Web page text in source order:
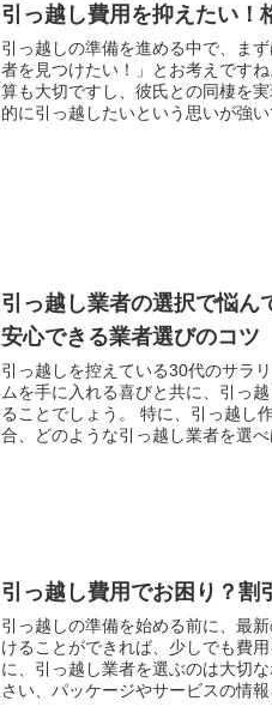
引っ越し費用を抑えたい！
引っ越しの準備を進める中で、ま
者を見つけたい！」とお考えです
算も大切ですし、彼氏との同棲を
的に引っ越したいという思いが強い
引っ越し業者の選択で悩ん
安心できる業者選びのコツ
引っ越しを控えている30代のサラ
ムを手に入れる喜びと共に、引っ
ることでしょう。 特に、引っ越し
合、どのような引っ越し業者を選べ
引っ越し費用でお困り？割
引っ越しの準備を始める前に、最
けることができれば、少しでも費
に、引っ越し業者を選ぶのは大切
さい、パッケージやサービスの情